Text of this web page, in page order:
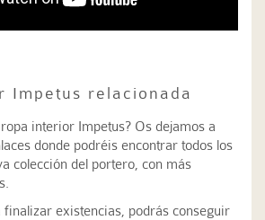
Impetus relacionada
interior Impetus? Os dejamos a
donde podréis encontrar todos los
colección del portero, con más
finalizar existencias, podrás conseguir